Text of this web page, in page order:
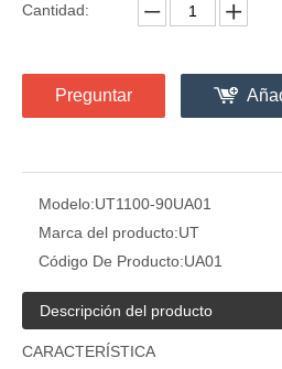
Cantidad:
Preguntar
Modelo:UT1100-90UA01
Marca del producto:UT
Código De Producto:UA01
Descripción del producto
CARACTERÍSTICA